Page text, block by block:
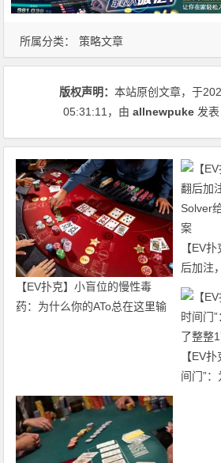
所属分类： 策略文章
版权声明：本站原创文章，于
05:31:11 ，由allnewpuke 发表
【EV扑克】小盲位的慢性毒
药：为什么你的ATo总在这里输
【EV
后加注
Solver
【EV
间门”